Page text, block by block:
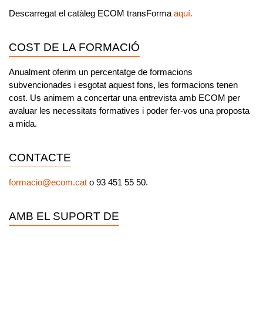
Descarregat el catàleg ECOM transForma aquí.
COST DE LA FORMACIÓ
Anualment oferim un percentatge de formacions
subvencionades i esgotat aquest fons, les formacions tenen
cost. Us animem a concertar una entrevista amb ECOM per
avaluar les necessitats formatives i poder fer-vos una proposta
a mida.
CONTACTE
formacio@ecom.cat o 93 451 55 50.
AMB EL SUPORT DE